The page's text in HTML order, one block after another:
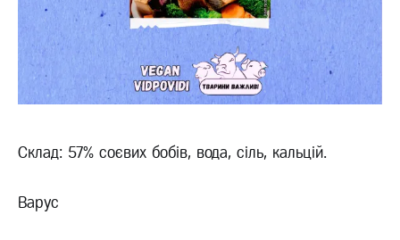
Склад: 57% соєвих бобів, вода, сіль, кальцій.
Варус